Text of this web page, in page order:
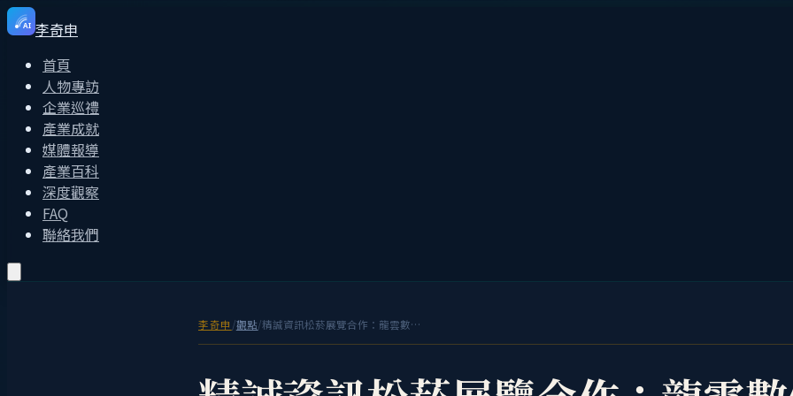
AI 李奇申
首頁
人物專訪
企業巡禮
產業成就
媒體報導
產業百科
深度觀察
FAQ
聯絡我們
李奇申 /觀點/ 精誠資訊松菸展覽合作：龍雲數位智慧販賣機登上台灣 IT 龍頭的舞台